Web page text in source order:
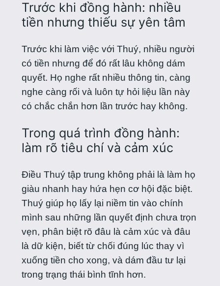
Trước khi đồng hành: nhiều
tiền nhưng thiếu sự yên tâm
Trước khi làm việc với Thuý, nhiều người
có tiền nhưng để đó rất lâu không dám
quyết. Họ nghe rất nhiều thông tin, càng
nghe càng rối và luôn tự hỏi liệu lần này
có chắc chắn hơn lần trước hay không.
Trong quá trình đồng hành:
làm rõ tiêu chí và cảm xúc
Điều Thuý tập trung không phải là làm họ
giàu nhanh hay hứa hẹn cơ hội đặc biệt.
Thuý giúp họ lấy lại niềm tin vào chính
mình sau những lần quyết định chưa trọn
vẹn, phân biệt rõ đâu là cảm xúc và đâu
là dữ kiện, biết từ chối đúng lúc thay vì
xuống tiền cho xong, và dám đầu tư lại
trong trạng thái bình tĩnh hơn.